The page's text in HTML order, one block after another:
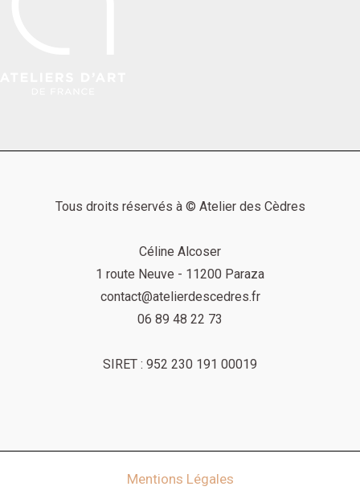
Tous droits réservés à © Atelier des Cèdres
Céline Alcoser
1 route Neuve - 11200 Paraza
contact@atelierdescedres.fr
06 89 48 22 73
SIRET : 952 230 191 00019
Mentions Légales